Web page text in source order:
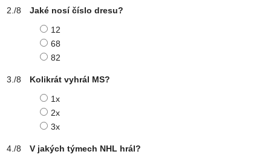
Jaké nosí číslo dresu?
12
68
82
Kolikrát vyhrál MS?
1x
2x
3x
V jakých týmech NHL hrál?